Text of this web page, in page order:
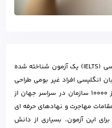
سیستم بین المللی آزمون زبان انگلیسی (IELTS) یک آزمون شناخته شده
انگلیسی افراد غیر بومی طراحی
شده است. این آزمون توسط بیش از 10000 سازمان در سراسر جهان از
مهاجرت و نهادهای حرفه ای
این آزمون، بسیاری از دانش